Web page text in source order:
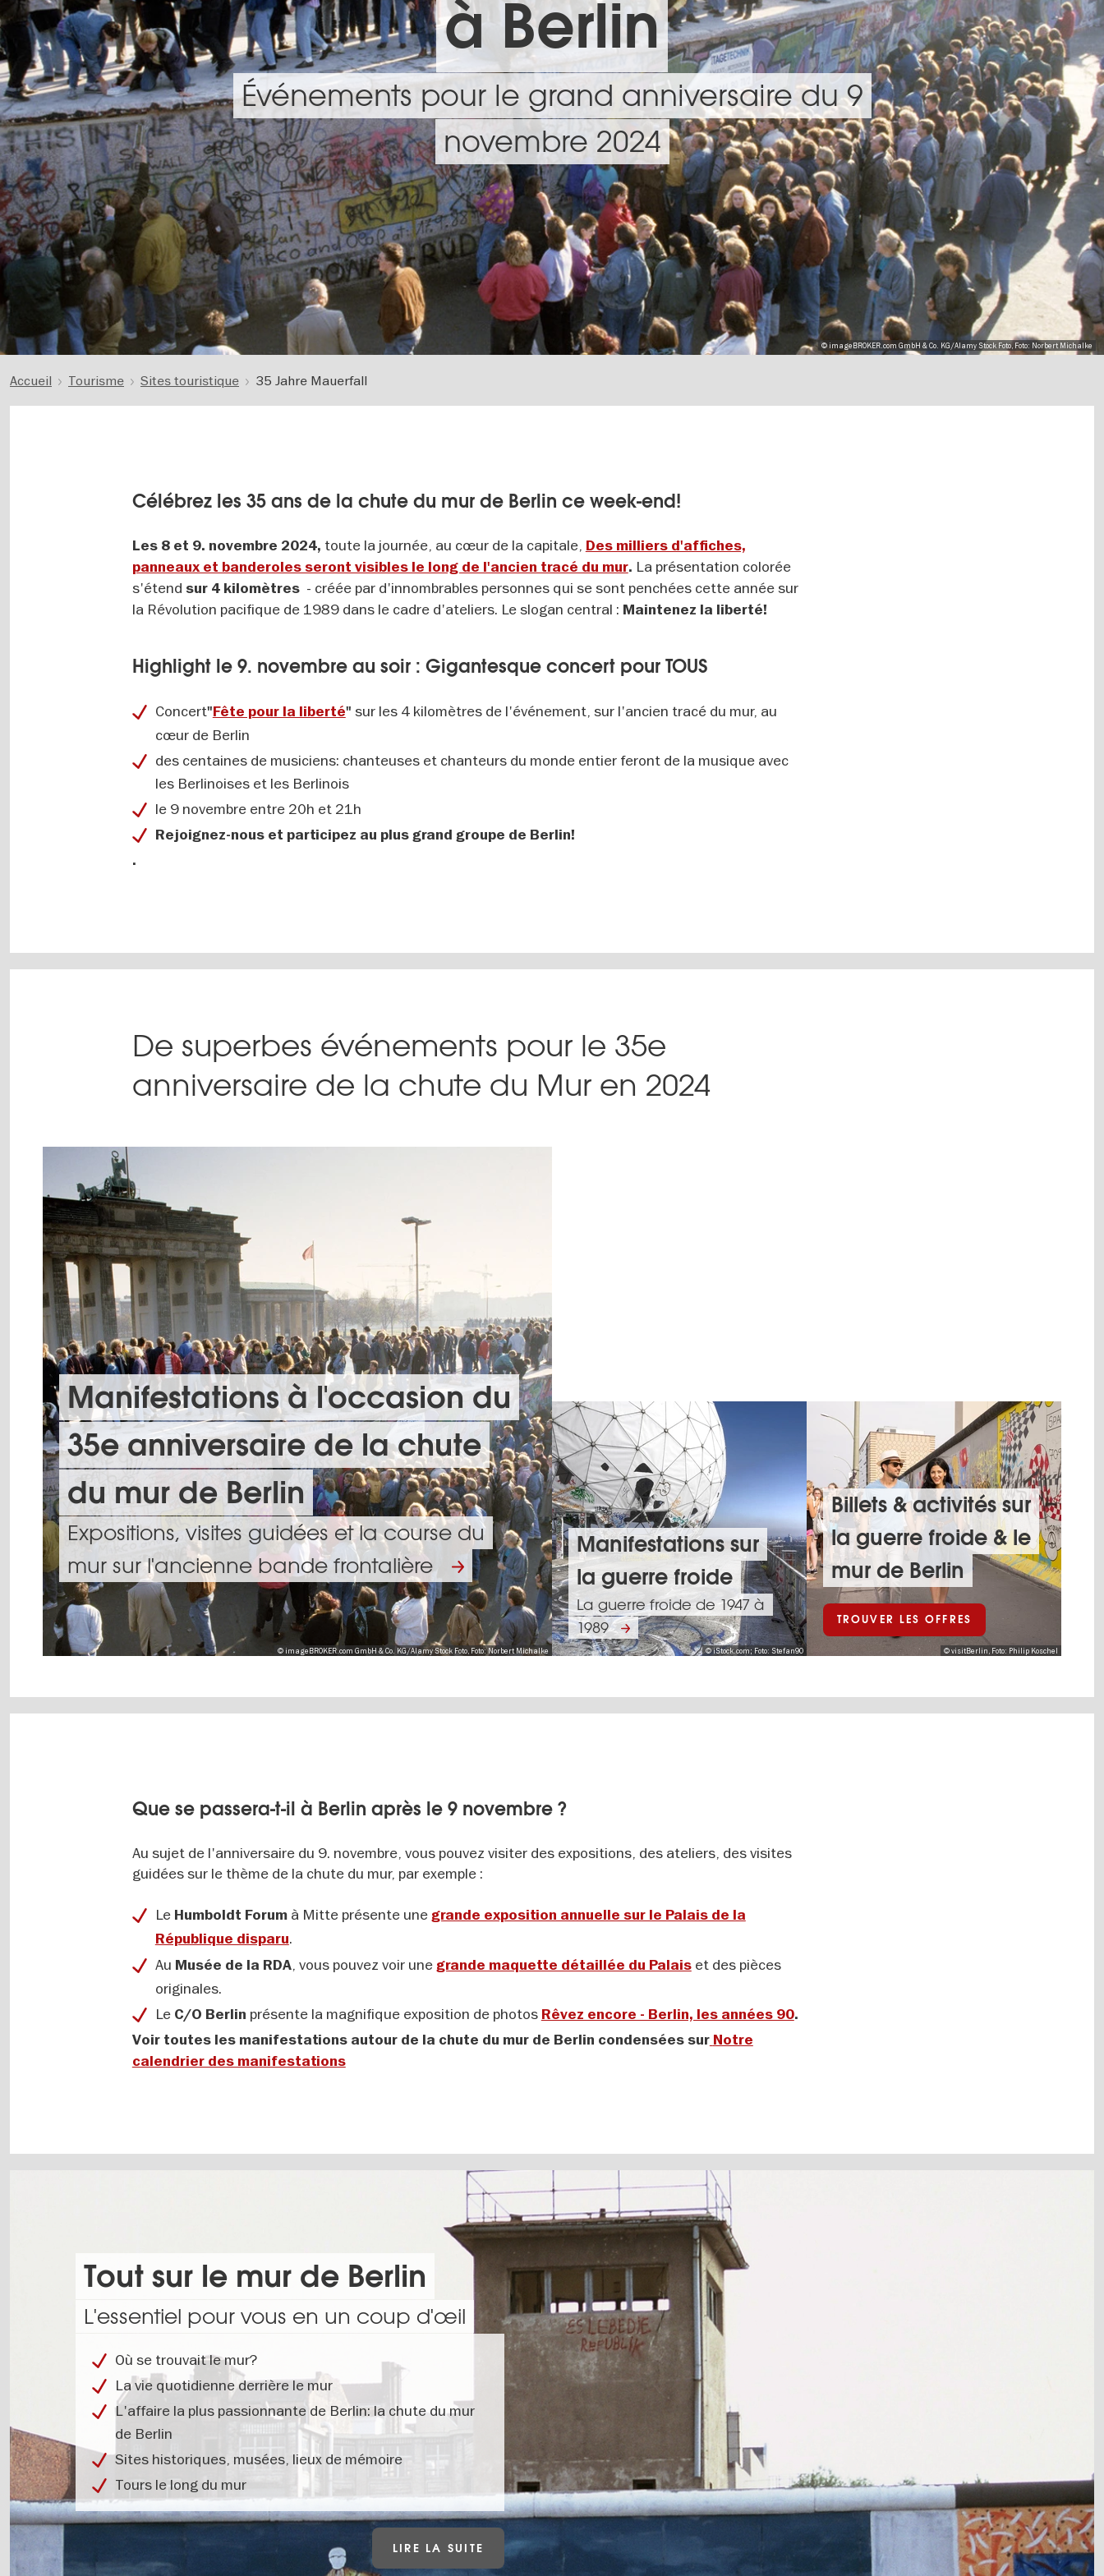
à Berlin
Événements pour le grand anniversaire du 9
novembre 2024
© imageBROKER.com GmbH & Co. KG/Alamy Stock Foto, Foto: Norbert Michalke
Accueil Tourisme Sites touristique 35 Jahre Mauerfall
Célébrez les 35 ans de la chute du mur de Berlin ce week-end!
Les 8 et 9. novembre 2024, toute la journée, au cœur de la capitale, Des milliers d'affiches,
panneaux et banderoles seront visibles le long de l'ancien tracé du mur. La présentation colorée
s'étend sur 4 kilomètres - créée par d'innombrables personnes qui se sont penchées cette année sur
la Révolution pacifique de 1989 dans le cadre d'ateliers. Le slogan central : Maintenez la liberté!
Highlight le 9. novembre au soir : Gigantesque concert pour TOUS
Concert"Fête pour la liberté" sur les 4 kilomètres de l'événement, sur l'ancien tracé du mur, au
cœur de Berlin
des centaines de musiciens: chanteuses et chanteurs du monde entier feront de la musique avec
les Berlinoises et les Berlinois
le 9 novembre entre 20h et 21h
Rejoignez-nous et participez au plus grand groupe de Berlin!
.
De superbes événements pour le 35e
anniversaire de la chute du Mur en 2024
© imageBROKER.com GmbH & Co. KG/Alamy Stock Foto, Foto: Norbert Michalke
Manifestations à l'occasion du
35e anniversaire de la chute
du mur de Berlin
Expositions, visites guidées et la course du
mur sur l'ancienne bande frontalière
© iStock.com; Foto: Stefan90
Manifestations sur
la guerre froide
La guerre froide de 1947 à
1989
© visitBerlin, Foto: Philip Koschel
Billets & activités sur
la guerre froide & le
mur de Berlin
TROUVER LES OFFRES
Que se passera-t-il à Berlin après le 9 novembre ?
Au sujet de l'anniversaire du 9. novembre, vous pouvez visiter des expositions, des ateliers, des visites
guidées sur le thème de la chute du mur, par exemple :
Le Humboldt Forum à Mitte présente unegrande exposition annuelle sur le Palais de la
République disparu.
Au Musée de la RDA, vous pouvez voir unegrande maquette détaillée du Palais et des pièces
originales.
LeC/O Berlin présente la magnifique exposition de photos Rêvez encore - Berlin, les années 90.
Voir toutes les manifestations autour de la chute du mur de Berlin condensées sur Notre
calendrier des manifestations
Tout sur le mur de Berlin
L'essentiel pour vous en un coup d'œil
Où se trouvait le mur?
La vie quotidienne derrière le mur
L'affaire la plus passionnante de Berlin: la chute du mur
de Berlin
Sites historiques, musées, lieux de mémoire
Tours le long du mur
LIRE LA SUITE